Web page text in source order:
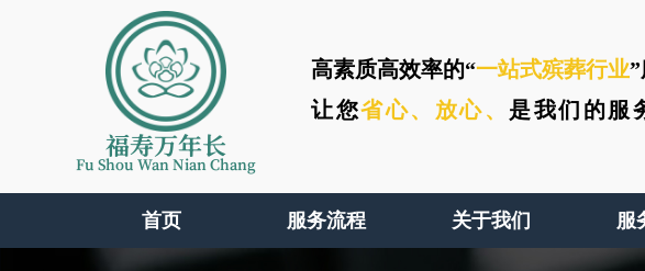
福寿万年长
Fu Shou Wan Nian Chang
高素质高效率的“一站式殡葬行业
让您省心、 放心、 是我们的服
首页 服务流程 关于我们 服